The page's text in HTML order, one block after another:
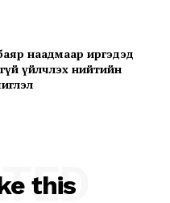
наадмаар иргэдэд
үйлчлэх нийтийн
this